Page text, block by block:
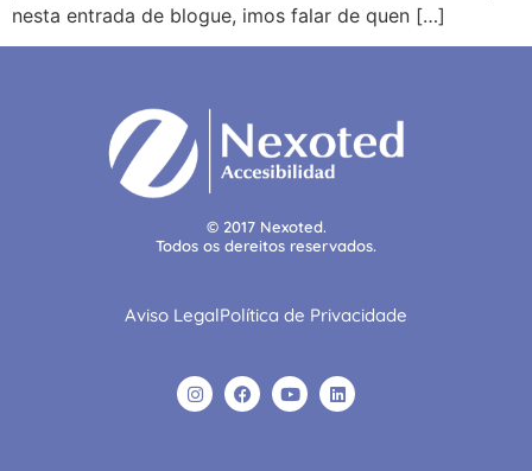
nesta entrada de blogue, imos falar de quen […]
© 2017 Nexoted.
Todos os dereitos reservados.
Aviso LegalPolítica de Privacidade